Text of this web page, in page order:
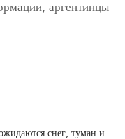
аргентинцы
снег, туман и